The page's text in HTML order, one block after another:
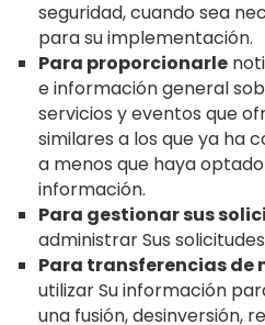
seguridad, cuando sea
para su implementación.
Para proporcionarle
e información general
servicios y eventos que
similares a los que ya ha
a menos que haya
información.
Para gestionar sus
administrar Sus
Para transferencias de
utilizar Su información
una fusión, desinversión,